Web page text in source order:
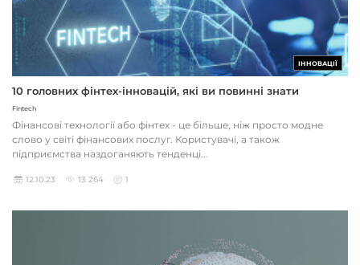
ІННОВАЦІЇ
10 головних фінтех-інновацій, які ви повинні знати
Fintech
Фінансові технології або фінтех - це більше, ніж просто модне
слово у світі фінансових послуг. Користувачі, а також
підприємства наздоганяють тенденці...
12.10.23 13 264 1